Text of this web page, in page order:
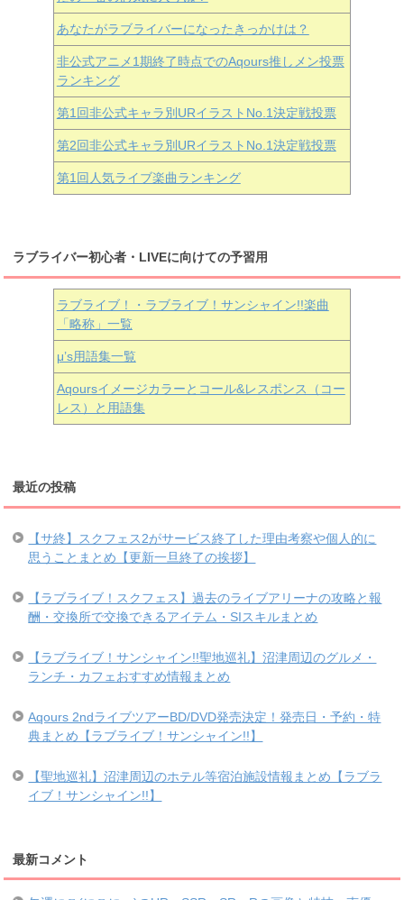
あなたがラブライバーになったきっかけは？
非公式アニメ1期終了時点でのAqours推しメン投票
ランキング
第1回非公式キャラ別URイラストNo.1決定戦投票
第2回非公式キャラ別URイラストNo.1決定戦投票
第1回人気ライブ楽曲ランキング
ラブライバー初心者・LIVEに向けての予習用
ラブライブ！・ラブライブ！サンシャイン!!楽曲
「略称」一覧
μ’s用語集一覧
Aqoursイメージカラーとコール&レスポンス（コー
レス）と用語集
最近の投稿
【サ終】スクフェス2がサービス終了した理由考察や個人的に
思うことまとめ【更新一旦終了の挨拶】
【ラブライブ！スクフェス】過去のライブアリーナの攻略と報
酬・交換所で交換できるアイテム・SIスキルまとめ
【ラブライブ！サンシャイン!!聖地巡礼】沼津周辺のグルメ・
ランチ・カフェおすすめ情報まとめ
Aqours 2ndライブツアーBD/DVD発売決定！発売日・予約・特
典まとめ【ラブライブ！サンシャイン!!】
【聖地巡礼】沼津周辺のホテル等宿泊施設情報まとめ【ラブラ
イブ！サンシャイン!!】
最新コメント